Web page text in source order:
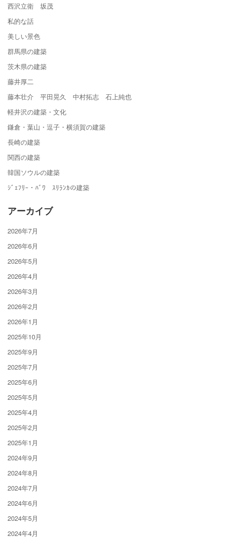
西沢立衛 坂茂
私的な話
美しい景色
群馬県の建築
茨木県の建築
藤井厚二
藤本壮介 平田晃久 中村拓志 石上純也
軽井沢の建築・文化
鎌倉・葉山・逗子・横須賀の建築
長崎の建築
関西の建築
韓国ソウルの建築
ｼﾞｪﾌﾘｰ・ﾊﾞﾜ ｽﾘﾗﾝｶの建築
アーカイブ
2026年7月
2026年6月
2026年5月
2026年4月
2026年3月
2026年2月
2026年1月
2025年10月
2025年9月
2025年7月
2025年6月
2025年5月
2025年4月
2025年2月
2025年1月
2024年9月
2024年8月
2024年7月
2024年6月
2024年5月
2024年4月